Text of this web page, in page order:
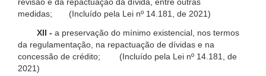
revisão e da repactuação da dívida, entre outras
medidas; (Incluído pela Lei nº 14.181, de 2021)
XII - a preservação do mínimo existencial, nos termos
da regulamentação, na repactuação de dívidas e na
concessão de crédito; (Incluído pela Lei nº 14.181, de
2021)